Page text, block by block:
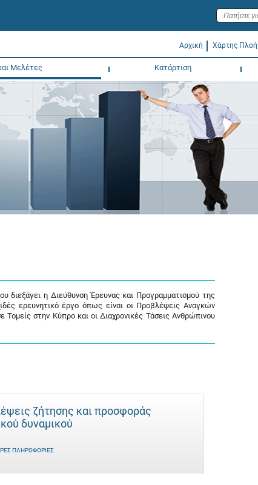
Αρχική Χάρτης
Μελέτες Κατάρτιση
διεξάγει η Διεύθυνση Έρευνας και Προγραμματισμού της
ερευνητικό έργο όπως είναι οι Προβλέψεις Αναγκών
στην Κύπρο και οι Διαχρονικές Τάσεις Ανθρώπινου
ζήτησης και προσφοράς
δυναμικού
ΠΛΗΡΟΦΟΡΊΕΣ